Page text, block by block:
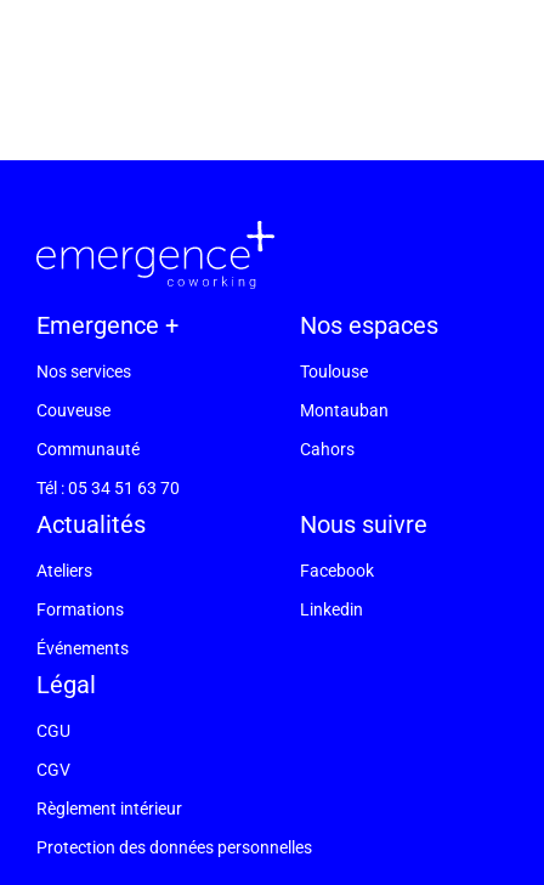
Emergence +
Nos services
Couveuse
Communauté
Tél : 05 34 51 63 70
Nos espaces
Toulouse
Montauban
Cahors
Actualités
Ateliers
Formations
Événements
Légal
CGU
CGV
Règlement intérieur
Protection des données personnelles
Nous suivre
Facebook
Linkedin